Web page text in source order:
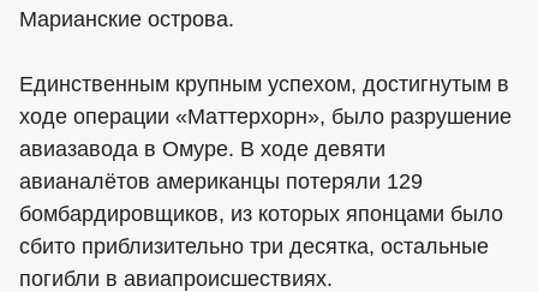
Марианские острова.
Единственным крупным успехом, достигнутым в
ходе операции «Маттерхорн», было разрушение
авиазавода в Омуре. В ходе девяти
авианалётов американцы потеряли 129
бомбардировщиков, из которых японцами было
сбито приблизительно три десятка, остальные
погибли в авиапроисшествиях.